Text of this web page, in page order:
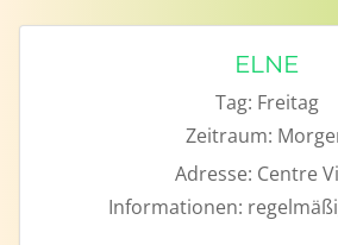
ELNE
Tag: Freitag
Zeitraum:
Adresse: Centre
Informationen: